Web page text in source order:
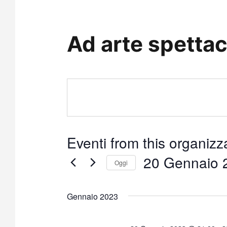
Ad arte
Eventi from this
Oggi 20 Gennaio
Gennaio 2023